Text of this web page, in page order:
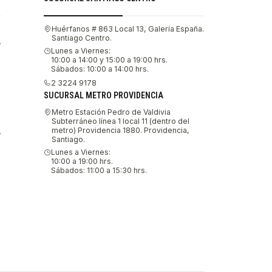
Huérfanos # 863 Local 13, Galería España.
Santiago Centro.
Lunes a Viernes:
10:00 a 14:00 y 15:00 a 19:00 hrs.
Sábados: 10:00 a 14:00 hrs.
2 3224 9178
SUCURSAL METRO PROVIDENCIA
Metro Estación Pedro de Valdivia
Subterráneo línea 1 local 11 (dentro del
metro) Providencia 1880. Providencia,
Santiago.
Lunes a Viernes:
10:00 a 19:00 hrs.
Sábados: 11:00 a 15:30 hrs.